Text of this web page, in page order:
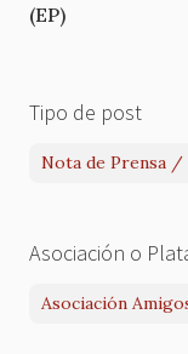
(EP)
Tipo de post
Nota de Prensa /
Asociación o
Asociación